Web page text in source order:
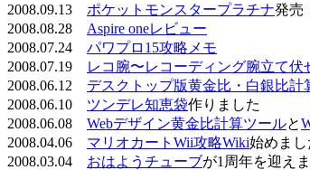
2008.09.13 ポケットモンスタープラチナ発売
2008.08.28 Aspire oneレビュー
2008.07.24 パワプロ15攻略メモ
2008.07.19
レコ腕〜レコーディング腕立て伏
2008.06.12 デスクトップ版黄金比・白銀比計
2008.06.10 ツンデレ知恵袋作りました
2008.06.08 Webデザイン黄金比計算ツールと
2008.04.06 マリオカートWii攻略Wiki始めまし
2008.03.04 おはようチューブが1周年を迎え